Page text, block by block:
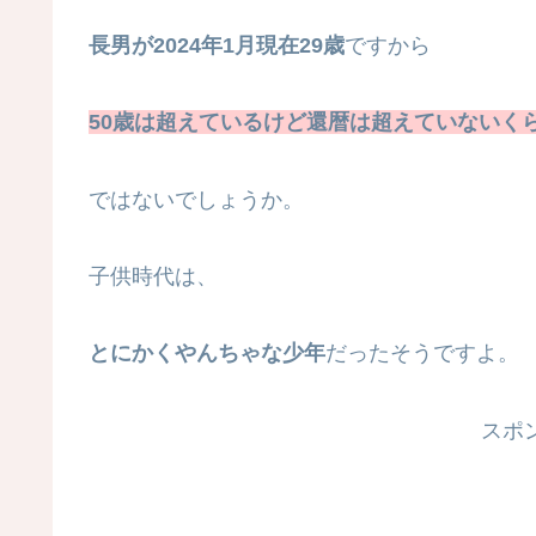
長男が2024年1月現在29歳ですから
50歳は超えているけど還暦は超えていないく
ではないでしょうか。
子供時代は、
とにかくやんちゃな少年だったそうですよ。
スポ